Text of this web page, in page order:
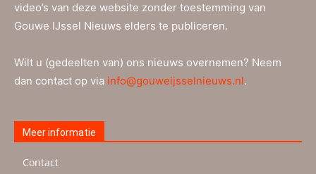
video’s van deze website zonder toestemming van
Gouwe IJssel Nieuws elders te publiceren.
Wilt u (gedeelten van) ons nieuws overnemen? Neem
dan contact op via info@gouweijsselnieuws.nl.
Meer informatie
Contact